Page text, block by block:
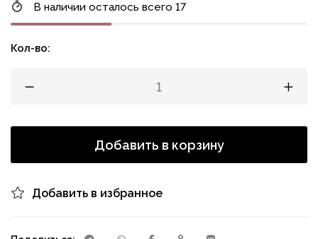
В наличии осталось всего 17
Кол-во:
Добавить в корзину
Добавить в избранное